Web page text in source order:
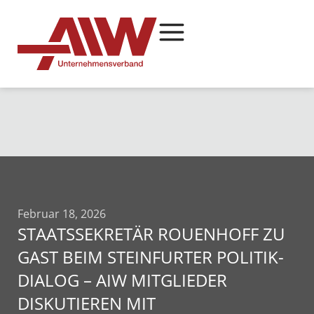
Februar 18, 2026
STAATSSEKRETÄR ROUENHOFF ZU
GAST BEIM STEINFURTER POLITIK-
DIALOG – AIW MITGLIEDER
DISKUTIEREN MIT